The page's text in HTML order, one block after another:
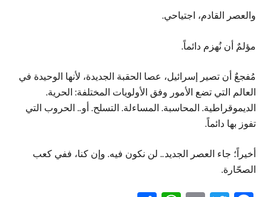
والعصر القادم، اجتياحي.
مؤلمٌ أن نُهزم دائماً.
مُفجعٌ أن تصير إسرائيل، عصا الحقبة الجديدة، لأنها الوحيدة في
العالم التي تضع الأمور وفق الأولويات المختلفة: الحرية.
الديموقراطية. المحاسبة. المساءلة. التسلح. أو.. الحروب التي
تفوز بها دائماً.
أخيراً؛ جاء العصر الجديد.. لن نكون فيه. وإن كنا، ففي كعب
الصحّارة.